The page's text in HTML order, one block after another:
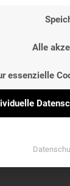
ETIKETTEN
ETIKETTEN
Alle
essenzielle